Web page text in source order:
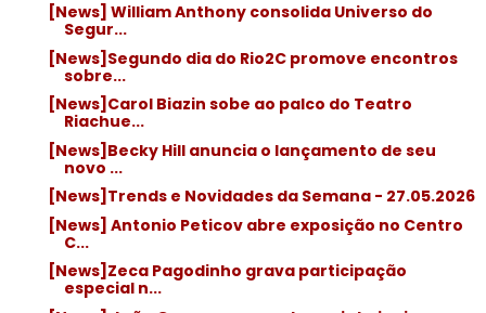
[News] William Anthony consolida Universo do
Segur...
[News]Segundo dia do Rio2C promove encontros
sobre...
[News]Carol Biazin sobe ao palco do Teatro
Riachue...
[News]Becky Hill anuncia o lançamento de seu
novo ...
[News]Trends e Novidades da Semana - 27.05.2026
[News] Antonio Peticov abre exposição no Centro
C...
[News]Zeca Pagodinho grava participação
especial n...